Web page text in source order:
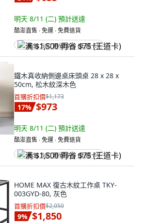
明天 8/11 (二) 預計送達
酷澎直售 ∙ 免運 ∙ 免費退貨
满 $1,500 再省 $75 (王道卡)
鐵木真收納側邊桌床頭桌 28 x 28 x
50cm, 松木紋深木色
首購折扣價$1,173
17% $973
明天 8/11 (二) 預計送達
酷澎直售 ∙ 免運 ∙ 免費退貨
满 $1,500 再省 $75 (王道卡)
HOME MAX 復古木紋工作桌 TKY-
003GYD-80, 灰色
首購折扣價$2,050
9% $1,850